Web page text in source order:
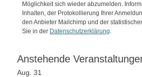
Möglichkeit sich wieder abzumelden.
Inhalten, der Protokollierung Ihrer
den Anbieter Mailchimp und der
Sie in der Datenschutzerklärung.
Anstehende
Aug. 31